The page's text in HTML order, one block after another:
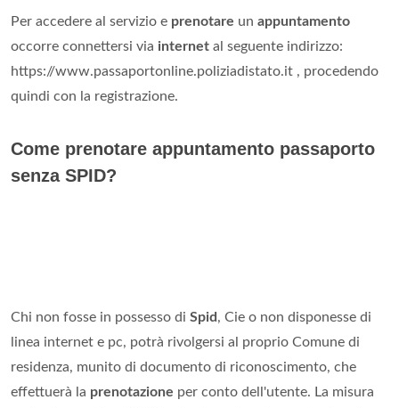
Per accedere al servizio e prenotare un appuntamento
occorre connettersi via internet al seguente indirizzo:
https://www.passaportonline.poliziadistato.it , procedendo
quindi con la registrazione.
Come prenotare appuntamento passaporto
senza SPID?
Chi non fosse in possesso di Spid, Cie o non disponesse di
linea internet e pc, potrà rivolgersi al proprio Comune di
residenza, munito di documento di riconoscimento, che
effettuerà la prenotazione per conto dell'utente. La misura